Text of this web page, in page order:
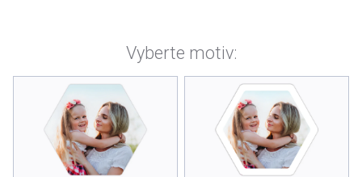
Vyberte motiv: